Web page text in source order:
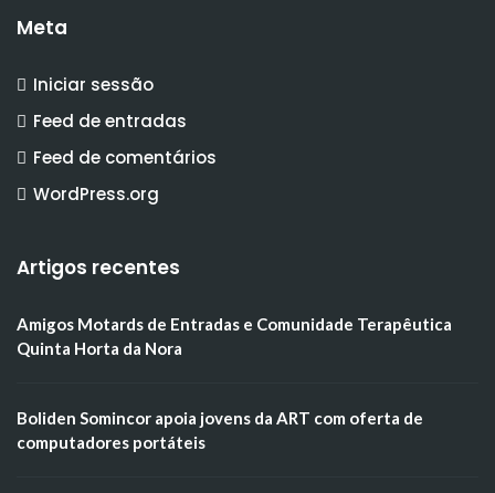
Meta
Iniciar sessão
Feed de entradas
Feed de comentários
WordPress.org
Artigos recentes
Amigos Motards de Entradas e Comunidade Terapêutica
Quinta Horta da Nora
Boliden Somincor apoia jovens da ART com oferta de
computadores portáteis